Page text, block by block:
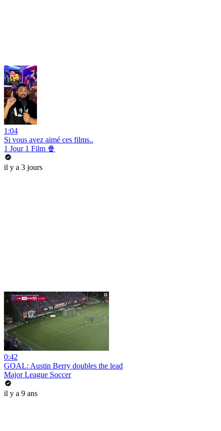
1:04
Si vous avez aimé ces films..
1 Jour 1 Film 🍿
il y a 3 jours
0:42
GOAL: Austin Berry doubles the lead
Major League Soccer
il y a 9 ans